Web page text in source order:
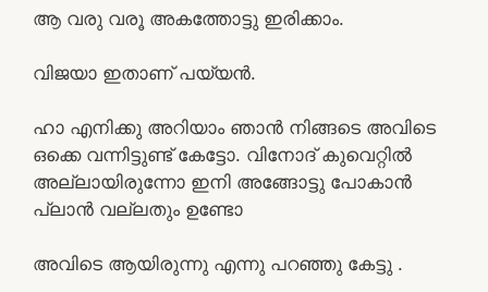
ആ വരു വരൂ അകത്തോട്ടു ഇരിക്കാം.
വിജയാ ഇതാണ് പയ്യൻ.
ഹാ എനിക്കു അറിയാം ഞാൻ നിങ്ങടെ അവിടെ
ഒക്കെ വന്നിട്ടുണ്ട് കേട്ടോ. വിനോദ് കുവെറ്റിൽ
അല്ലായിരുന്നോ ഇനി അങ്ങോട്ടു പോകാൻ
പ്ലാൻ വല്ലതും ഉണ്ടോ
അവിടെ ആയിരുന്നു എന്നു പറഞ്ഞു കേട്ടു .